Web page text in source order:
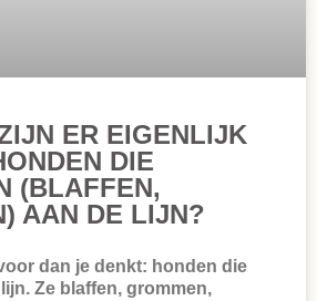
ER EIGENLIJK
DIE
(BLAFFEN,
AAN DE LIJN?
dan je denkt: honden die
Ze blaffen, grommen,